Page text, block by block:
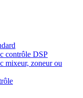
contrôle DSP
mixeur, zoneur ou